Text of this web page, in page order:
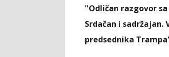
"Odličan razgovor
Srdačan i sadržajan.
predsednika